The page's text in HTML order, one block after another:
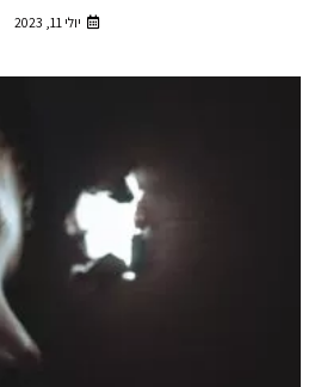
יולי 11, 2023